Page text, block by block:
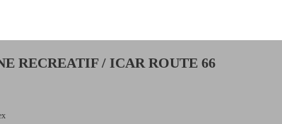
RECREATIF / ICAR ROUTE 66